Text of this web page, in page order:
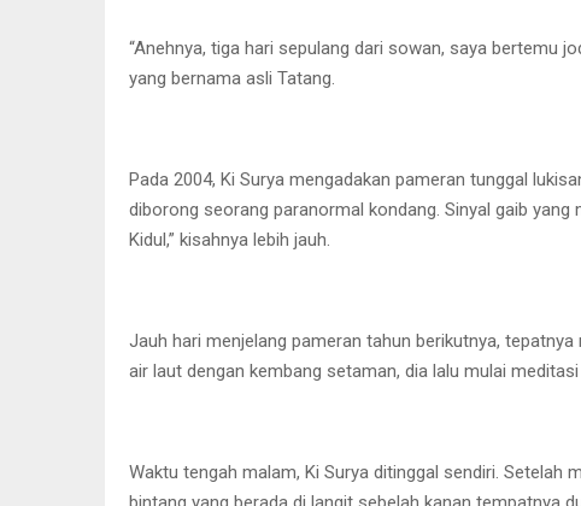
“Anehnya, tiga hari sepulang dari sowan, saya bertemu
yang bernama asli Tatang.
Pada 2004, Ki Surya mengadakan pameran tunggal
diborong seorang paranormal kondang. Sinyal gaib
Kidul,” kisahnya lebih jauh.
Jauh hari menjelang pameran tahun berikutnya,
air laut dengan kembang setaman, dia lalu mulai
Waktu tengah malam, Ki Surya ditinggal sendiri. Setelah